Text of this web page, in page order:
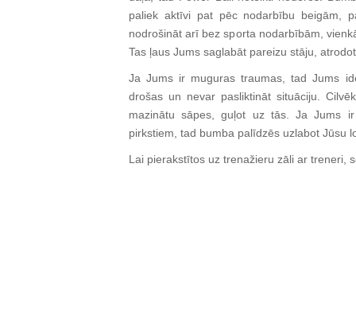
paliek aktīvi pat pēc nodarbību beigām,
nodrošināt arī bez sporta nodarbībām,
Tas ļaus Jums saglabāt pareizu stāju,
Ja Jums ir muguras traumas, tad Jums
drošas un nevar pasliktināt situāciju.
mazinātu sāpes, guļot uz tās. Ja Jums
pirkstiem, tad bumba palīdzēs uzlabot Jūsu
Lai pierakstītos uz trenažieru zāli ar treneri,